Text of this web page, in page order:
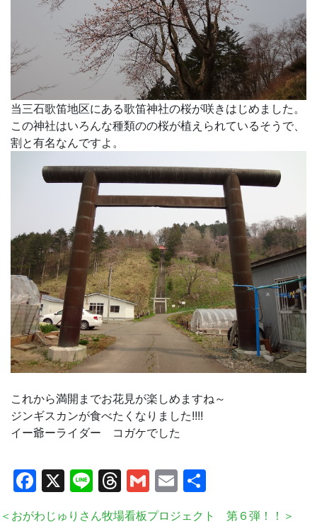
当三石歌笛地区にある歌笛神社の桜が咲きはじめました。
この神社はいろんな種類のの桜が植えられているそうで、
割と有名なんですよ。
これから満開までお花見が楽しめますね～
ジンギスカンが食べたくなりました!!!!
イー爺ーライダー コガケでした
Facebook
X LineThreads
Gmail
Email
＜おがわじゅりさん牧場看板プロジェクト 第６弾！！＞